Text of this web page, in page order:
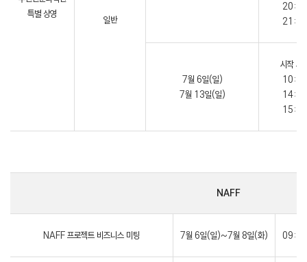
특별 상영
일반
20:00
21:00
7월 6일(일)
7월 13일(일)
시작 시
10:30
14:00
15:00
NAFF
NAFF 프로젝트 비즈니스 미팅 7월 6일(일)~7월 8일(화)